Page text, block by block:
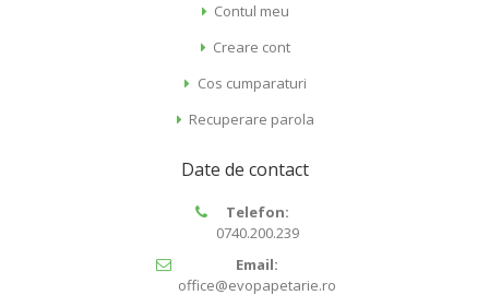
Contul meu
Creare cont
Cos cumparaturi
Recuperare parola
Date de contact
Telefon:
0740.200.239
Email:
office@evopapetarie.ro